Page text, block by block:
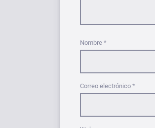
Nombre *
Correo electrónico *